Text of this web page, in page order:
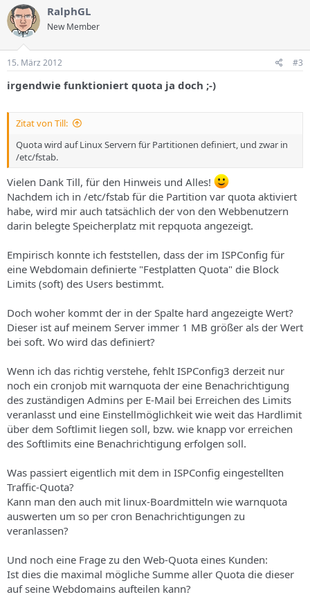
RalphGL
New Member
15. März 2012 #3
irgendwie funktioniert quota ja doch ;-)
Zitat von Till:
Quota wird auf Linux Servern für Partitionen definiert, und zwar in
/etc/fstab.
Vielen Dank Till, für den Hinweis und Alles!
Nachdem ich in /etc/fstab für die Partition var quota aktiviert
habe, wird mir auch tatsächlich der von den Webbenutzern
darin belegte Speicherplatz mit repquota angezeigt.
Empirisch konnte ich feststellen, dass der im ISPConfig für
eine Webdomain definierte "Festplatten Quota" die Block
Limits (soft) des Users bestimmt.
Doch woher kommt der in der Spalte hard angezeigte Wert?
Dieser ist auf meinem Server immer 1 MB größer als der Wert
bei soft. Wo wird das definiert?
Wenn ich das richtig verstehe, fehlt ISPConfig3 derzeit nur
noch ein cronjob mit warnquota der eine Benachrichtigung
des zuständigen Admins per E-Mail bei Erreichen des Limits
veranlasst und eine Einstellmöglichkeit wie weit das Hardlimit
über dem Softlimit liegen soll, bzw. wie knapp vor erreichen
des Softlimits eine Benachrichtigung erfolgen soll.
Was passiert eigentlich mit dem in ISPConfig eingestellten
Traffic-Quota?
Kann man den auch mit linux-Boardmitteln wie warnquota
auswerten um so per cron Benachrichtigungen zu
veranlassen?
Und noch eine Frage zu den Web-Quota eines Kunden:
Ist dies die maximal mögliche Summe aller Quota die dieser
auf seine Webdomains aufteilen kann?